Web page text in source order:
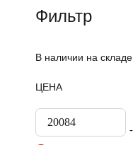
Фильтр
В наличии на складе
ЦЕНА